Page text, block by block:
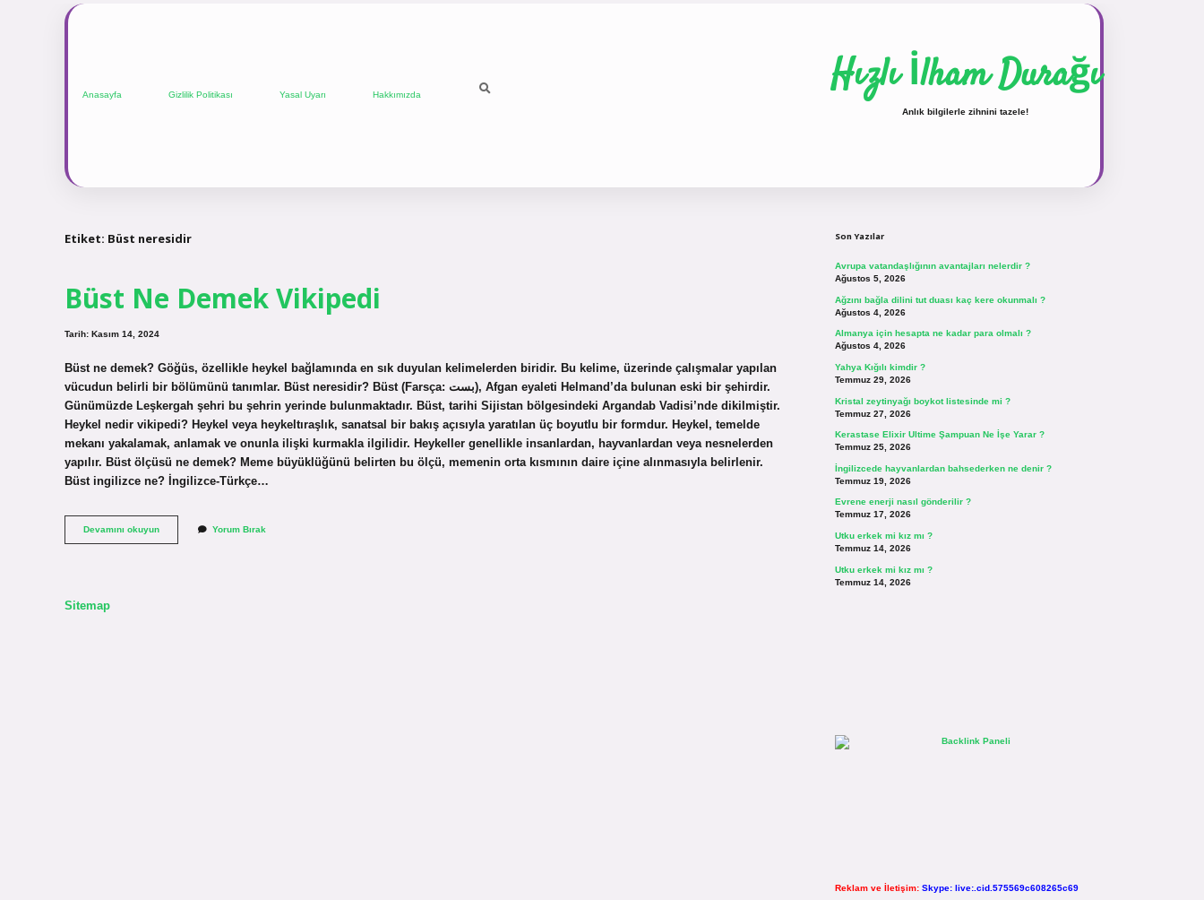
Anasayfa Gizlilik Politikası Yasal Uyarı Hakkımızda Hızlı İlham Durağı
Anlık bilgilerle zihnini tazele!
Etiket: Büst neresidir
Büst Ne Demek Vikipedi
Tarih: Kasım 14, 2024
Büst ne demek? Göğüs, özellikle heykel bağlamında en sık duyulan kelimelerden biridir. Bu kelime, üzerinde çalışmalar yapılan
vücudun belirli bir bölümünü tanımlar. Büst neresidir? Büst (Farsça: بست), Afgan eyaleti Helmand’da bulunan eski bir şehirdir.
Günümüzde Leşkergah şehri bu şehrin yerinde bulunmaktadır. Büst, tarihi Sijistan bölgesindeki Argandab Vadisi’nde dikilmiştir.
Heykel nedir vikipedi? Heykel veya heykeltıraşlık, sanatsal bir bakış açısıyla yaratılan üç boyutlu bir formdur. Heykel, temelde
mekanı yakalamak, anlamak ve onunla ilişki kurmakla ilgilidir. Heykeller genellikle insanlardan, hayvanlardan veya nesnelerden
yapılır. Büst ölçüsü ne demek? Meme büyüklüğünü belirten bu ölçü, memenin orta kısmının daire içine alınmasıyla belirlenir.
Büst ingilizce ne? İngilizce-Türkçe…
Devamını okuyunBüst
Ne
Yorum Bırak
Sitemap
Son Yazılar
Avrupa vatandaşlığının avantajları nelerdir ?
Ağustos 5, 2026
Ağzını bağla dilini tut duası kaç kere okunmalı ?
Ağustos 4, 2026
Almanya için hesapta ne kadar para olmalı ?
Ağustos 4, 2026
Yahya Kığılı kimdir ?
Temmuz 29, 2026
Kristal zeytinyağı boykot listesinde mi ?
Temmuz 27, 2026
Kerastase Elixir Ultime Şampuan Ne İşe Yarar ?
Temmuz 25, 2026
İngilizcede hayvanlardan bahsederken ne denir ?
Temmuz 19, 2026
Evrene enerji nasıl gönderilir ?
Temmuz 17, 2026
Utku erkek mi kız mı ?
Temmuz 14, 2026
Utku erkek mi kız mı ?
Temmuz 14, 2026
Reklam ve İletişim: Skype: live:.cid.575569c608265c69